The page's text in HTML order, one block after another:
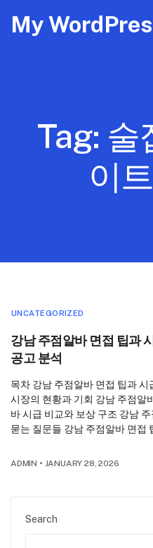
My
Tag: 술
이
Search
UNCATEGORIZED
강남 주점알바 면접 팁과
공고 분석
목차 강남 주점알바 면접 팁과
시장의 현황과 기회 강남 주점알
바 시급 비교와 보상 구조 강남
묻는 질문들 강남 주점알바 면접
ADMIN • JANUARY 28, 2026